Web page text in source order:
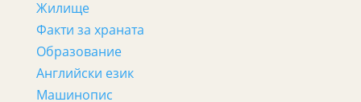
Жилище
Факти за храната
Образование
Английски език
Машинопис